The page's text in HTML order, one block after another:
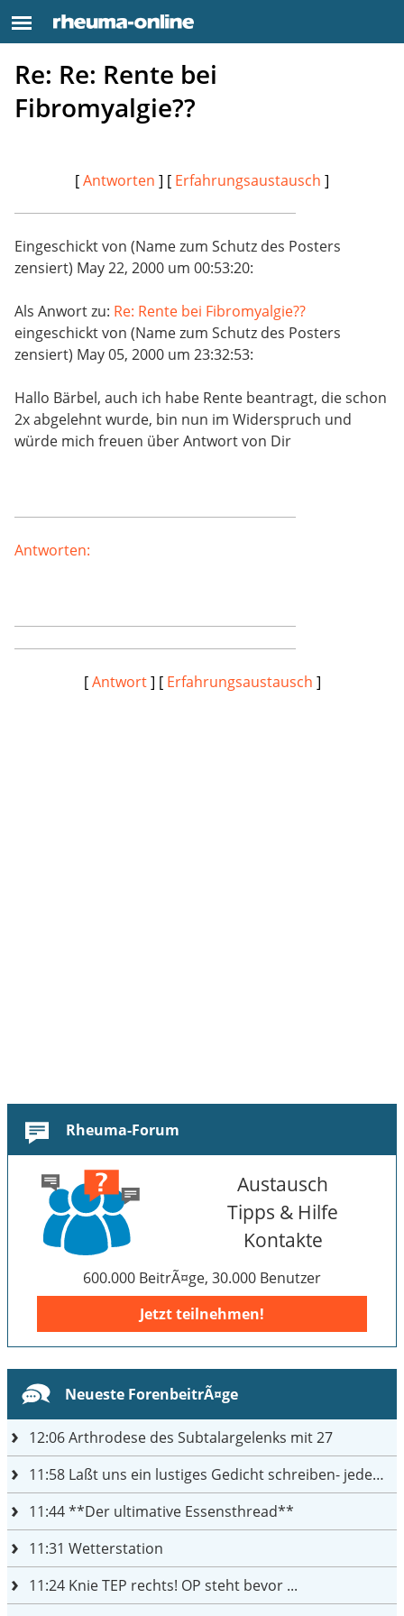
Re: Re: Rente bei
Fibromyalgie??
[Antworten ] [ Erfahrungsaustausch ]
Eingeschickt von (Name zum Schutz des Posters
zensiert) May 22, 2000 um 00:53:20:
Als Anwort zu: Re: Rente bei Fibromyalgie??
eingeschickt von (Name zum Schutz des Posters
zensiert) May 05, 2000 um 23:32:53:
Hallo Bärbel, auch ich habe Rente beantragt, die schon
2x abgelehnt wurde, bin nun im Widerspruch und
würde mich freuen über Antwort von Dir
Antworten:
[Antwort] [ Erfahrungsaustausch ]
Rheuma-Forum
Austausch
Tipps & Hilfe
Kontakte
600.000 BeitrÃ¤ge, 30.000 Benutzer
Jetzt teilnehmen!
Neueste ForenbeitrÃ¤ge
12:06Arthrodese des Subtalargelenks mit 27
11:58 Laßt uns ein lustiges Gedicht schreiben- jeder einen Satz
11:44**Der ultimative Essensthread**
11:31 Wetterstation
11:24 Knie TEP rechts! OP steht bevor ...